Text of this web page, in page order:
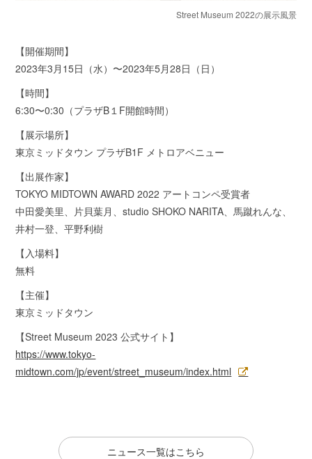
Street Museum 2022の展示風景
【開催期間】
2023年3月15日（水）〜2023年5月28日（日）
【時間】
6:30〜0:30（プラザB１F開館時間）
【展示場所】
東京ミッドタウン プラザB1F メトロアベニュー
【出展作家】
TOKYO MIDTOWN AWARD 2022 アートコンペ受賞者
中田愛美里、片貝葉月、studio SHOKO NARITA、馬蹴れんな、
井村一登、平野利樹
【入場料】
無料
【主催】
東京ミッドタウン
【Street Museum 2023 公式サイト】
https://www.tokyo-
midtown.com/jp/event/street_museum/index.html
ニュース一覧はこちら